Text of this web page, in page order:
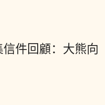
信件回顧：大熊向